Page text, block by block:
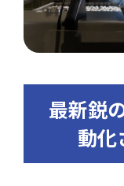
最新鋭
動化